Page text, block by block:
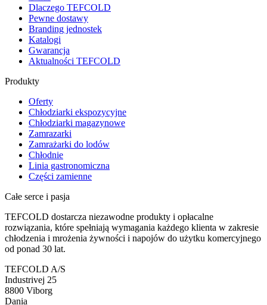
Dlaczego TEFCOLD
Pewne dostawy
Branding jednostek
Katalogi
Gwarancja
Aktualności TEFCOLD
Produkty
Oferty
Chłodziarki ekspozycyjne
Chłodziarki magazynowe
Zamrazarki
Zamrażarki do lodów
Chłodnie
Linia gastronomiczna
Części zamienne
Całe serce i pasja
TEFCOLD dostarcza niezawodne produkty i opłacalne
rozwiązania, które spełniają wymagania każdego klienta w zakresie
chłodzenia i mrożenia żywności i napojów do użytku komercyjnego
od ponad 30 lat.
TEFCOLD A/S
Industrivej 25
8800 Viborg
Dania